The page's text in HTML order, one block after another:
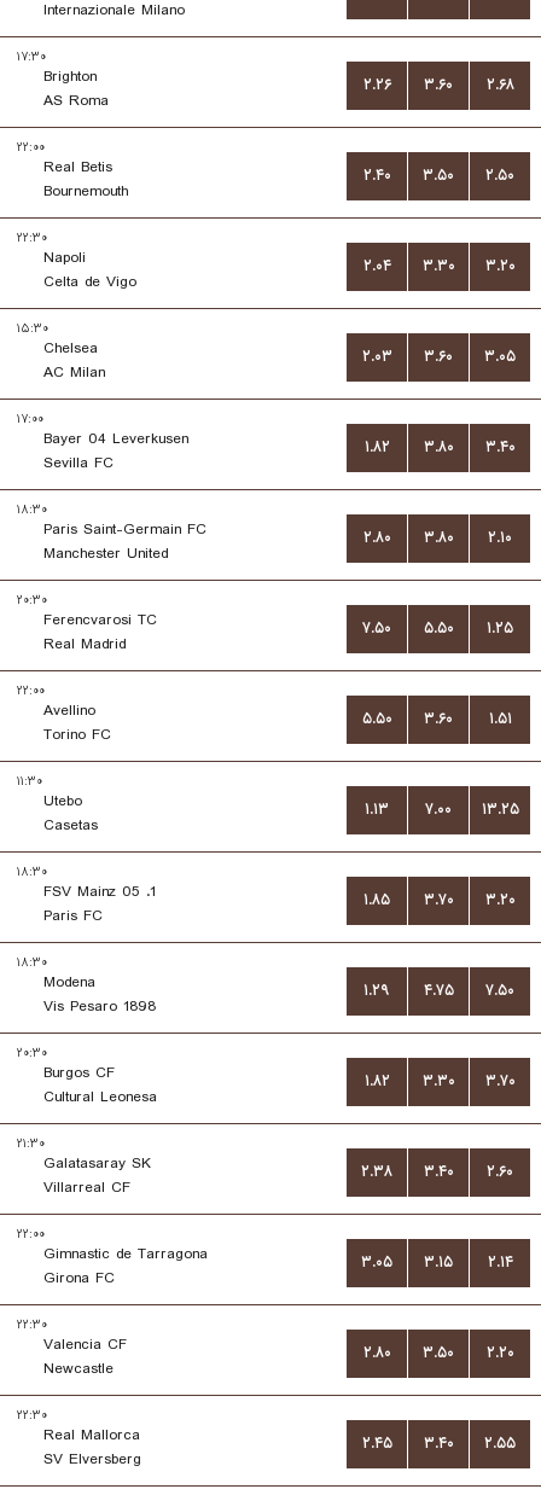
Internazionale Milano
۱۷:۳۰
Brighton
AS Roma
۲.۲۶ ۳.۶۰ ۲.۶۸
۲۲:۰۰
Real Betis
Bournemouth
۲.۴۰ ۳.۵۰ ۲.۵۰
۲۲:۳۰
Napoli
Celta de Vigo
۲.۰۴ ۳.۳۰ ۳.۲۰
۱۵:۳۰
Chelsea
AC Milan
۲.۰۳ ۳.۶۰ ۳.۰۵
۱۷:۰۰
Bayer 04 Leverkusen
Sevilla FC
۱.۸۲ ۳.۸۰ ۳.۴۰
۱۸:۳۰
Paris Saint-Germain FC
Manchester United
۲.۸۰ ۳.۸۰ ۲.۱۰
۲۰:۳۰
Ferencvarosi TC
Real Madrid
۷.۵۰ ۵.۵۰ ۱.۲۵
۲۲:۰۰
Avellino
Torino FC
۵.۵۰ ۳.۶۰ ۱.۵۱
۱۱:۳۰
Utebo
Casetas
۱.۱۳ ۷.۰۰ ۱۳.۲۵
۱۸:۳۰
1. FSV Mainz 05
Paris FC
۱.۸۵ ۳.۷۰ ۳.۲۰
۱۸:۳۰
Modena
Vis Pesaro 1898
۱.۲۹ ۴.۷۵ ۷.۵۰
۲۰:۳۰
Burgos CF
Cultural Leonesa
۱.۸۲ ۳.۳۰ ۳.۷۰
۲۱:۳۰
Galatasaray SK
Villarreal CF
۲.۳۸ ۳.۴۰ ۲.۶۰
۲۲:۰۰
Gimnastic de Tarragona
Girona FC
۳.۰۵ ۳.۱۵ ۲.۱۴
۲۲:۳۰
Valencia CF
Newcastle
۲.۸۰ ۳.۵۰ ۲.۲۰
۲۲:۳۰
Real Mallorca
SV Elversberg
۲.۴۵ ۳.۴۰ ۲.۵۵